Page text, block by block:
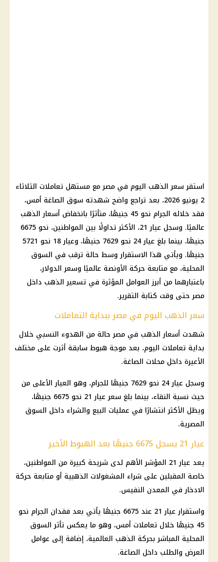
استقر سعر الذهب اليوم في مصر مع مستهل تعاملات الثلاثاء
2 يونيو 2026، بعد تراجع واضح شهدته سوق الصاغة أمس،
فقد خلاله الجرام نحو 45 جنيهًا، متأثرًا بانخفاض أسعار الذهب
عالميًا. وسجل عيار 21، الأكثر تداولًا بين المواطنين، نحو 6675
جنيهًا، بينما بلغ عيار 24 نحو 7629 جنيهًا، وعيار 18 نحو 5721
جنيهًا. ويأتي هذا الاستقرار وسط حالة ترقب في السوق
المحلية، مع متابعة حركة الأونصة عالميًا وسعر الدولار،
باعتبارهما من أبرز العوامل المؤثرة في تسعير الذهب داخل
مصر حتى وقت كتابة التقرير.
سعر الذهب اليوم في مصر ببداية التعاملات
شهدت أسعار الذهب في مصر حالة من الهدوء النسبي خلال
بداية تعاملات اليوم، بعد موجة هبوط سابقة أثرت على مختلف
الأعيرة داخل محلات الصاغة.
وسجل عيار 24 نحو 7629 جنيهًا للجرام، وهو العيار الأعلى من
حيث نسبة النقاء، بينما بلغ سعر عيار 21 نحو 6675 جنيهًا،
ويظل الأكثر انتشارًا في عمليات البيع والشراء داخل السوق
المصرية.
عيار 21 يسجل 6675 جنيهًا بعد الهبوط الأخير
يعد عيار 21 المؤشر الأهم لدى شريحة كبيرة من المواطنين،
خاصة المقبلين على شراء المشغولات الذهبية أو متابعة حركة
الادخار في المعدن النفيس.
واستقرار عيار 21 عند 6675 جنيهًا يأتي بعد فقدان الجرام نحو
45 جنيهًا خلال تعاملات أمس، وهو ما يعكس تأثر السوق
المحلية المباشر بحركة الذهب العالمية، إضافة إلى عوامل
العرض والطلب داخل الصاغة.